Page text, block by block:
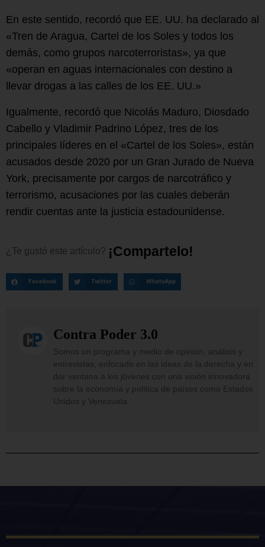
En este sentido, recordó que EE. UU. ha declarado al
«Tren de Aragua, Cartel de los Soles y todos los
demás, como grupos narcoterroristas», ya que
«operan en aguas internacionales con destino a
llevar drogas a las calles de los EE. UU.»
Igualmente, recordó que Nicolás Maduro, Diosdado
Cabello y Vladimir Padrino López, tres de los
principales líderes en el «Cartel de los Soles», están
acusados desde 2020 por un Gran Jurado de Nueva
York, precisamente por cargos de narcotráfico y
terrorismo, acusaciones por las cuales deberán
rendir cuentas ante la justicia estadounidense.
¿Te gustó este artículo? ¡Compartelo!
Facebook Twitter WhatsApp
Contra Poder 3.0
Somos un programa y medio de opinión, análisis y
entrevistas, enfocado en las ideas de la derecha y en
dar ventana a los jóvenes con una visión innovadora
sobre la economía y política de países como Estados
Unidos y Venezuela.